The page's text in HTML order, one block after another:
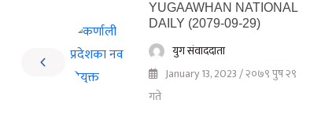
YUGAAWHAN NATIONAL
DAILY (2079-09-29)
युग संवाददाता
January 13, 2023 / २०७९ पुष २९
गते